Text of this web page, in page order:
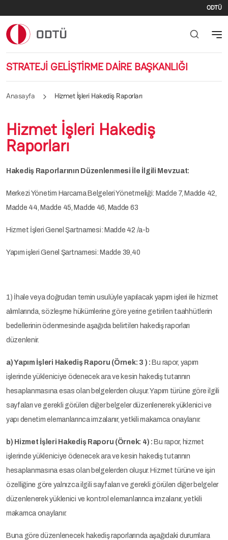
ODTÜ
STRATEJİ GELİŞTİRME DAİRE BAŞKANLIĞI
Anasayfa Hizmet İşleri Hakediş Raporları
Hizmet İşleri Hakediş
Raporları
Hakediş Raporlarının Düzenlenmesi İle İlgili Mevzuat:
Merkezi Yönetim Harcama Belgeleri Yönetmeliği: Madde 7, Madde 42,
Madde 44, Madde 45, Madde 46, Madde 63
Hizmet İşleri Genel Şartnamesi: Madde 42 /a-b
Yapım işleri Genel Şartnamesi: Madde 39,40
1) İhale veya doğrudan temin usulüyle yapılacak yapım işleri ile hizmet
alımlarında, sözleşme hükümlerine göre yerine getirilen taahhütlerin
bedellerinin ödenmesinde aşağıda belirtilen hakediş raporları
düzenlenir.
a) Yapım İşleri Hakediş Raporu (Örnek: 3 ) : Bu rapor, yapım
işlerinde yükleniciye ödenecek ara ve kesin hakediş tutarının
hesaplanmasına esas olan belgelerden oluşur. Yapım türüne göre ilgili
sayfaları ve gerekli görülen diğer belgeler düzenlenerek yüklenici ve
yapı denetim elemanlarınca imzalanır, yetkili makamca onaylanır.
b) Hizmet İşleri Hakediş Raporu (Örnek: 4) : Bu rapor, hizmet
işlerinde yükleniciye ödenecek ara ve kesin hakediş tutarının
hesaplanmasına esas olan belgelerden oluşur. Hizmet türüne ve işin
özelliğine göre yalnızca ilgili sayfaları ve gerekli görülen diğer belgeler
düzenlenerek yüklenici ve kontrol elemanlarınca imzalanır, yetkili
makamca onaylanır.
Buna göre düzenlenecek hakediş raporlarında aşağıdaki durumlara